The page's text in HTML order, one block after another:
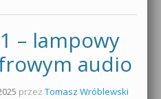
– lampowy
audio
przez Tomasz Wróblewski